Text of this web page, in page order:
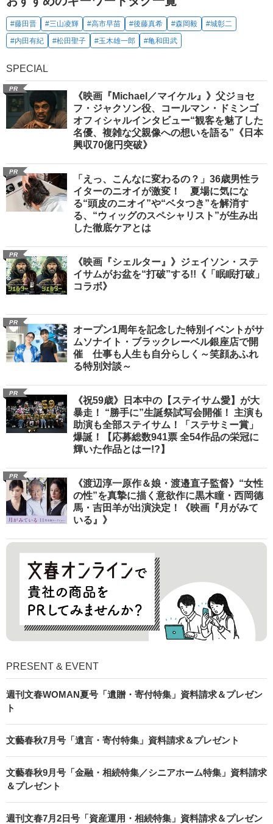
#藤田晋 #三山凌輝 #高市早苗 #後藤真希 #森岡毅
#城彰二
#内田有紀
#松田聖子 #玉木雄一郎 #亀和田武
SPECIAL
PR
《映画『Michael／マイケル』》父ジョセ
フ・ジャクソン役、コールマン・ドミンゴ
オフィシャルインタビュー“観客を魅了した
名優、複雑な父親像への想いを語る”《日本
興収70億円突破》
PR
「えっ、こんなに変わるの？」36歳男性ラ
イターのニオイが激変！ 夏場に気にな
る“頭皮のニオイ”や“ベタつき”を解消す
る、“ウィッグのスペシャリスト”が生み出
した徹底ケアとは
PR
《映画『シェルター』》ジェイソン・ステ
イサムがお盆を“打破”する!!《「眠眠打破」
コラボ》
PR
オープン1周年を記念した特別イベントがサ
ムソナイト・ブラックレーベル銀座店で開
催 仕事も人生も自分らしく～笑顔あふれ
る特別対談～
PR
《祝59歳》日本中の【ステイサム愛】が大
暴走！ “勝手に”生誕祭試写会開催！ 主演も
助演も全部ステイサム！「ステサミー賞」
爆誕！【応募総数941票 全54作品の栄冠に
輝いた作品とはー!?】
PR
《渡辺淳一原作＆娘・渡邉直子監督》“女性
の性”を真摯に描く意欲作に黒木瞳・西岡德
馬・吉田羊が出演決定！《映画『月がみて
いる』》
PRESENT & EVENT
週刊文春WOMAN夏号「遺贈・寄付特集」資料請求＆プレゼン
ト
文藝春秋7月号「遺言・寄付特集」資料請求＆プレゼント
文藝春秋9月号「金融・相続特集／シニアホーム特集」資料請求
＆プレゼント
週刊文春7月2日号「資産運用・相続特集」資料請求＆プレゼン